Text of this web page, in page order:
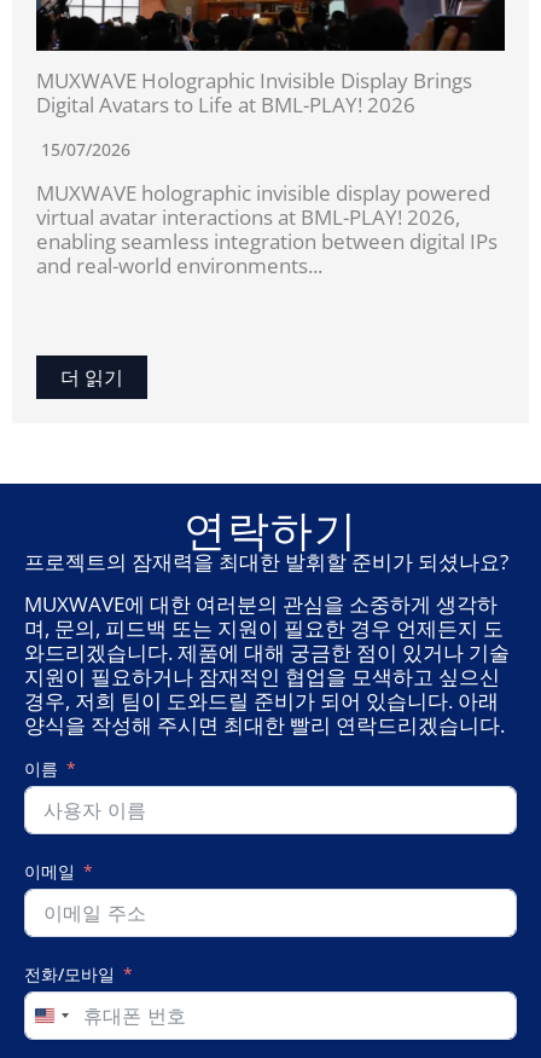
MUXWAVE Holographic Invisible Display Brings
Digital Avatars to Life at BML-PLAY! 2026
15/07/2026
MUXWAVE holographic invisible display powered
virtual avatar interactions at BML-PLAY! 2026,
enabling seamless integration between digital IPs
and real-world environments...
더 읽기
연락하기
프로젝트의 잠재력을 최대한 발휘할 준비가 되셨나요?
MUXWAVE에 대한 여러분의 관심을 소중하게 생각하
며, 문의, 피드백 또는 지원이 필요한 경우 언제든지 도
와드리겠습니다. 제품에 대해 궁금한 점이 있거나 기술
지원이 필요하거나 잠재적인 협업을 모색하고 싶으신
경우, 저희 팀이 도와드릴 준비가 되어 있습니다. 아래
양식을 작성해 주시면 최대한 빨리 연락드리겠습니다.
이름
이메일
전화/모바일
United
States